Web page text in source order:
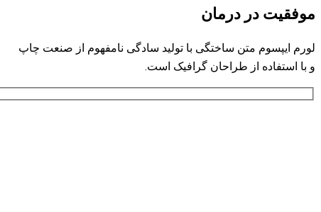
موفقیت در درمان
لورم ایپسوم متن ساختگی با تولید سادگی نامفهوم از صنعت چاپ
و با استفاده از طراحان گرافیک است.